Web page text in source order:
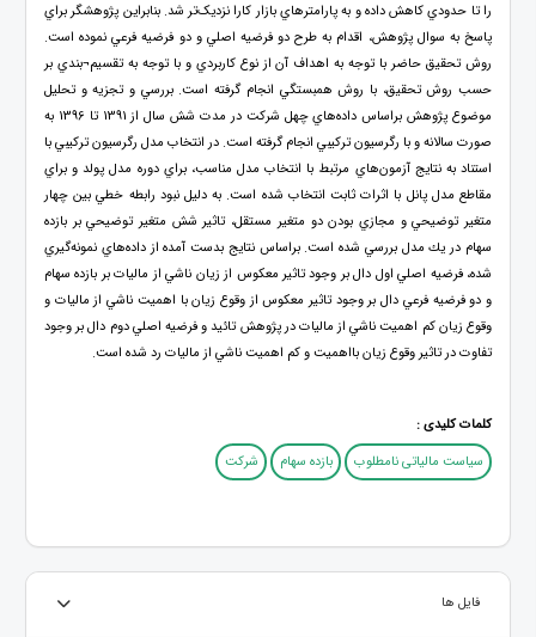
را تا حدودي کاهش داده و به پارامترهاي بازار کارا نزديک‌تر شد. بنابراين پژوهشگر براي
پاسخ به سوال پژوهش، اقدام به طرح دو فرضيه اصلي و دو فرضيه فرعي نموده است.
روش تحقيق حاضر با توجه به اهداف آن از نوع کاربردي و با توجه به تقسيم¬بندي بر
حسب روش تحقيق، با روش همبستگي انجام گرفته است. بررسي و تجزيه و تحليل
موضوع پژوهش براساس داده‌هاي چهل شركت در مدت شش سال از 1391 تا 1396 به
صورت سالانه و با رگرسيون تركيبي انجام گرفته است. در انتخاب مدل رگرسيون تركيبي با
استناد به نتايج آزمون‌هاي مرتبط با انتخاب مدل مناسب، براي دوره مدل پولد و براي
مقاطع مدل پانل با اثرات ثابت انتخاب شده است. به دليل نبود رابطه خطي بين چهار
متغير توضيحي و مجازي بودن دو متغير مستقل، تاثير شش متغير توضيحي بر بازده
سهام در يك مدل بررسي شده است. براساس نتايج بدست آمده از داده‌هاي نمونه‌گيري
شده، فرضيه اصلي اول دال بر وجود تاثير معكوس از زيان ناشي از ماليات بر بازده سهام
و دو فرضيه فرعي دال بر وجود تاثير معكوس از وقوع زيان با اهميت ناشي از ماليات و
وقوع زيان كم اهميت ناشي از ماليات در پژوهش تائيد و فرضيه اصلي دوم دال بر وجود
تفاوت در تاثير وقوع زيان بااهميت و كم اهميت ناشي از ماليات رد شده است.
کلمات کلیدی :
سیاست مالیاتی نامطلوب
بازده سهام شرکت
فایل ها